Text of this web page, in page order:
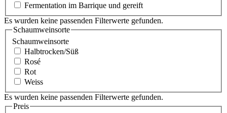
Fermentation im Barrique und gereift
Es wurden keine passenden Filterwerte gefunden.
Schaumweinsorte
Schaumweinsorte
Halbtrocken/Süß
Rosé
Rot
Weiss
Es wurden keine passenden Filterwerte gefunden.
Preis